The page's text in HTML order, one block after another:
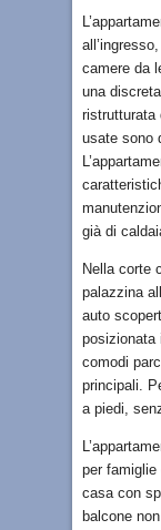
camere da
una
ristrutturata
usate sono
già di
Nella corte
palazzina
auto
posizionata
comodi
principali.
a piedi,
per famiglie
casa con
balcone